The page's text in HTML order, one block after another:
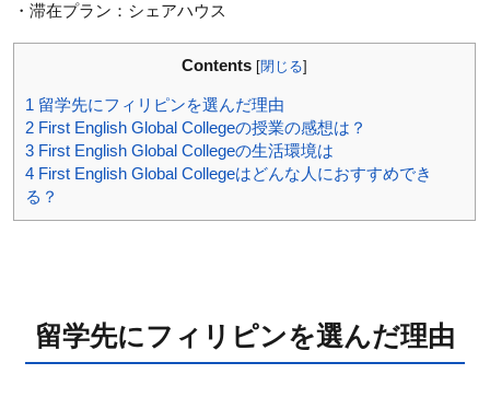
・滞在プラン：シェアハウス
Contents [閉じる]
1 留学先にフィリピンを選んだ理由
2 First English Global Collegeの授業の感想は？
3 First English Global Collegeの生活環境は
4 First English Global Collegeはどんな人におすすめでき
る？
留学先にフィリピンを選んだ理由